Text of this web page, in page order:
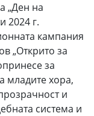
„Ден на
2024 г.
кампания
„Открито за
за
младите хора,
и
система и